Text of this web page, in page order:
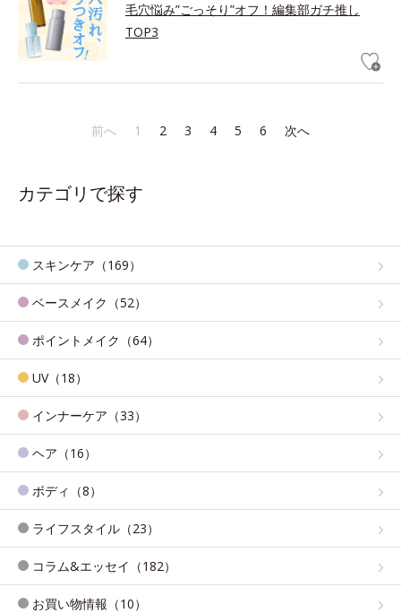
毛穴悩み”ごっそり”オフ！編集部ガチ推し
TOP3
前へ 1 2 3 4 5 6 次へ
カテゴリで探す
スキンケア（169）
ベースメイク（52）
ポイントメイク（64）
UV（18）
インナーケア（33）
ヘア（16）
ボディ（8）
ライフスタイル（23）
コラム&エッセイ（182）
お買い物情報（10）